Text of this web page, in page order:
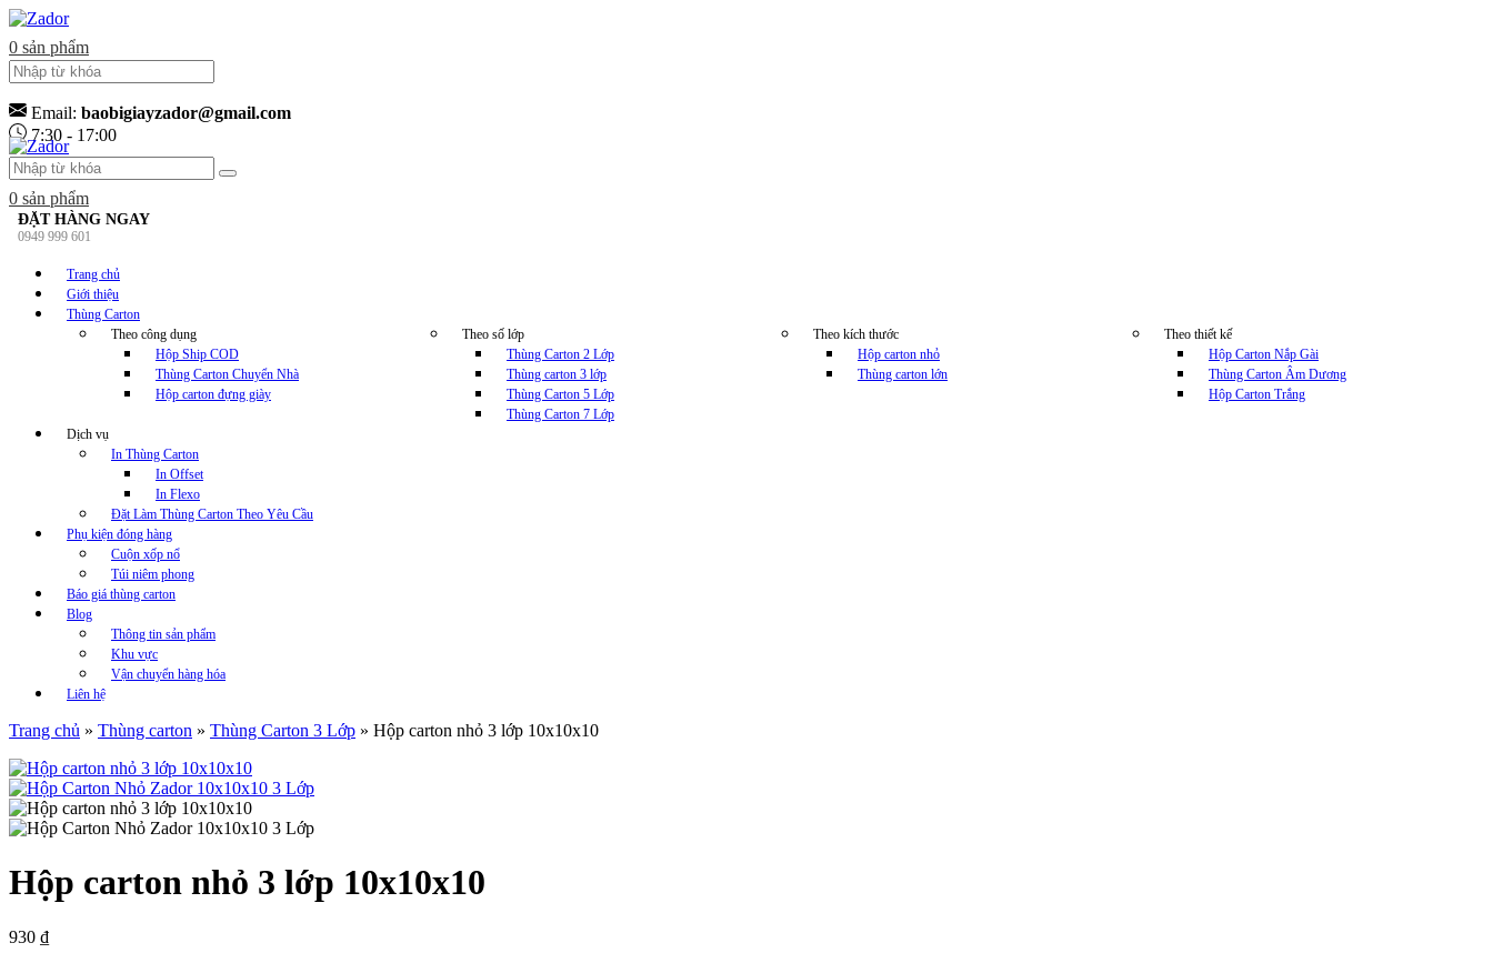
0 sản phẩm
Email: baobigiayzador@gmail.com
7:30 - 17:00
0 sản phẩm
ĐẶT HÀNG NGAY
0949 999 601
Trang chủ
Giới thiệu
Thùng Carton
Theo công dụng
Hộp Ship COD
Thùng Carton Chuyển Nhà
Hộp carton đựng giày
Theo số lớp
Thùng Carton 2 Lớp
Thùng carton 3 lớp
Thùng Carton 5 Lớp
Thùng Carton 7 Lớp
Theo kích thước
Hộp carton nhỏ
Thùng carton lớn
Theo thiết kế
Hộp Carton Nắp Gài
Thùng Carton Âm Dương
Hộp Carton Trắng
Dịch vụ
In Thùng Carton
In Offset
In Flexo
Đặt Làm Thùng Carton Theo Yêu Cầu
Phụ kiện đóng hàng
Cuộn xốp nổ
Túi niêm phong
Báo giá thùng carton
Blog
Thông tin sản phẩm
Khu vực
Vận chuyển hàng hóa
Liên hệ
Trang chủ » Thùng carton » Thùng Carton 3 Lớp » Hộp carton nhỏ 3 lớp 10x10x10
Hộp carton nhỏ 3 lớp 10x10x10
930 ₫